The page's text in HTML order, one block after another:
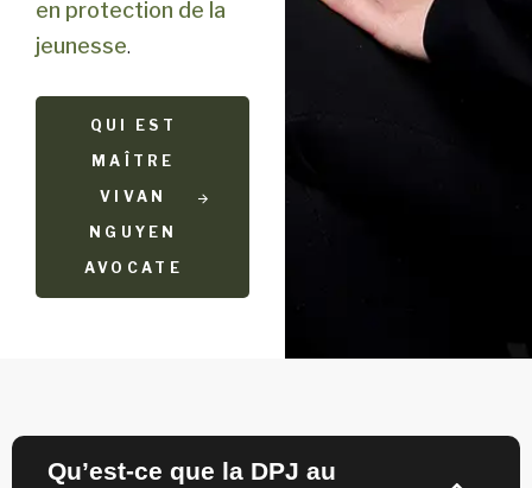
en protection de la
jeunesse.
QUI EST
MAÎTRE
VIVAN
NGUYEN
AVOCATE
Qu’est-ce que la DPJ au